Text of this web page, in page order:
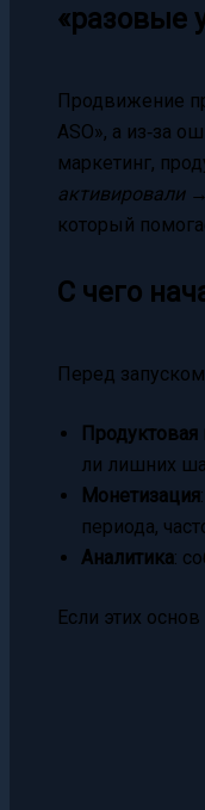
«разовые
Продвижение
ASO», а из‑за
маркетинг,
активировали
который
С чего
Перед
Продуктовая
ли лишних
Монетизация
периода,
Аналитика:
Если этих